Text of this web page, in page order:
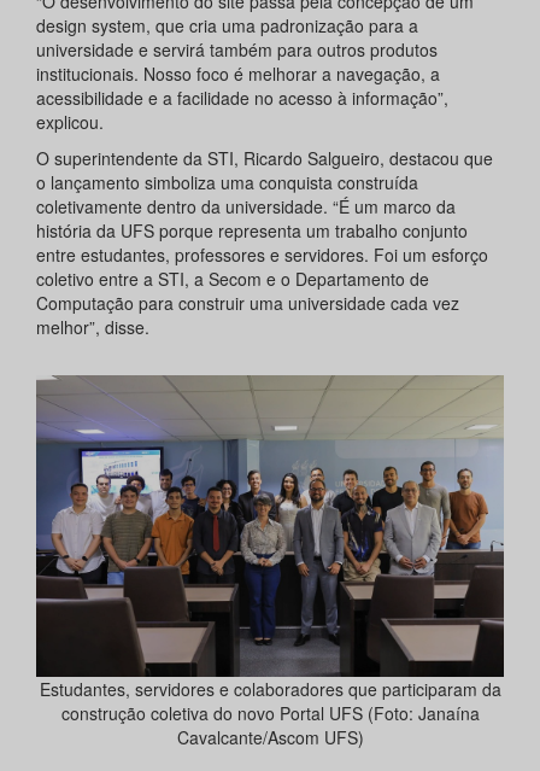
design system, que cria uma padronização para a
universidade e servirá também para outros produtos
institucionais. Nosso foco é melhorar a navegação, a
acessibilidade e a facilidade no acesso à informação”,
explicou.
O superintendente da STI, Ricardo Salgueiro, destacou que
o lançamento simboliza uma conquista construída
coletivamente dentro da universidade. “É um marco da
história da UFS porque representa um trabalho conjunto
entre estudantes, professores e servidores. Foi um esforço
coletivo entre a STI, a Secom e o Departamento de
Computação para construir uma universidade cada vez
melhor”, disse.
Estudantes, servidores e colaboradores que participaram da
construção coletiva do novo Portal UFS (Foto: Janaína
Cavalcante/Ascom UFS)